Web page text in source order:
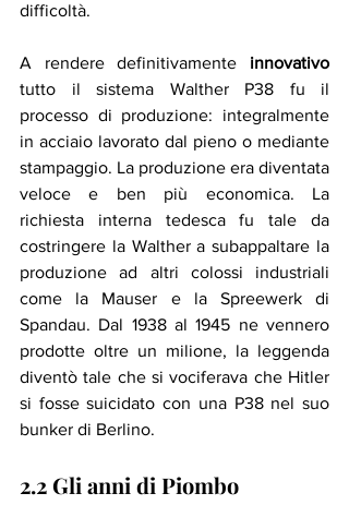
difficoltà.
A rendere definitivamente innovativo
tutto il sistema Walther P38 fu il
processo di produzione: integralmente
in acciaio lavorato dal pieno o mediante
stampaggio. La produzione era diventata
veloce e ben più economica. La
richiesta interna tedesca fu tale da
costringere la Walther a subappaltare la
produzione ad altri colossi industriali
come la Mauser e la Spreewerk di
Spandau. Dal 1938 al 1945 ne vennero
prodotte oltre un milione, la leggenda
diventò tale che si vociferava che Hitler
si fosse suicidato con una P38 nel suo
bunker di Berlino.
2.2 Gli anni di Piombo